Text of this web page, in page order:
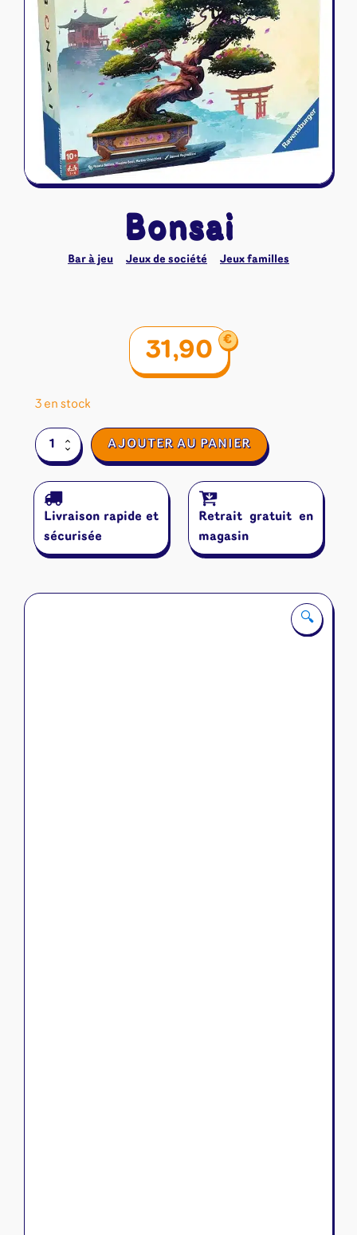
Naruto Mythos
Autres
Tapis de jeu
🔍
Bonsai
Bar à jeu Jeux de société Jeux familles
31,90 €
3 en stock
quantité
de
AJOUTER AU PANIER
Livraison rapide et
sécurisée
Retrait gratuit en
magasin